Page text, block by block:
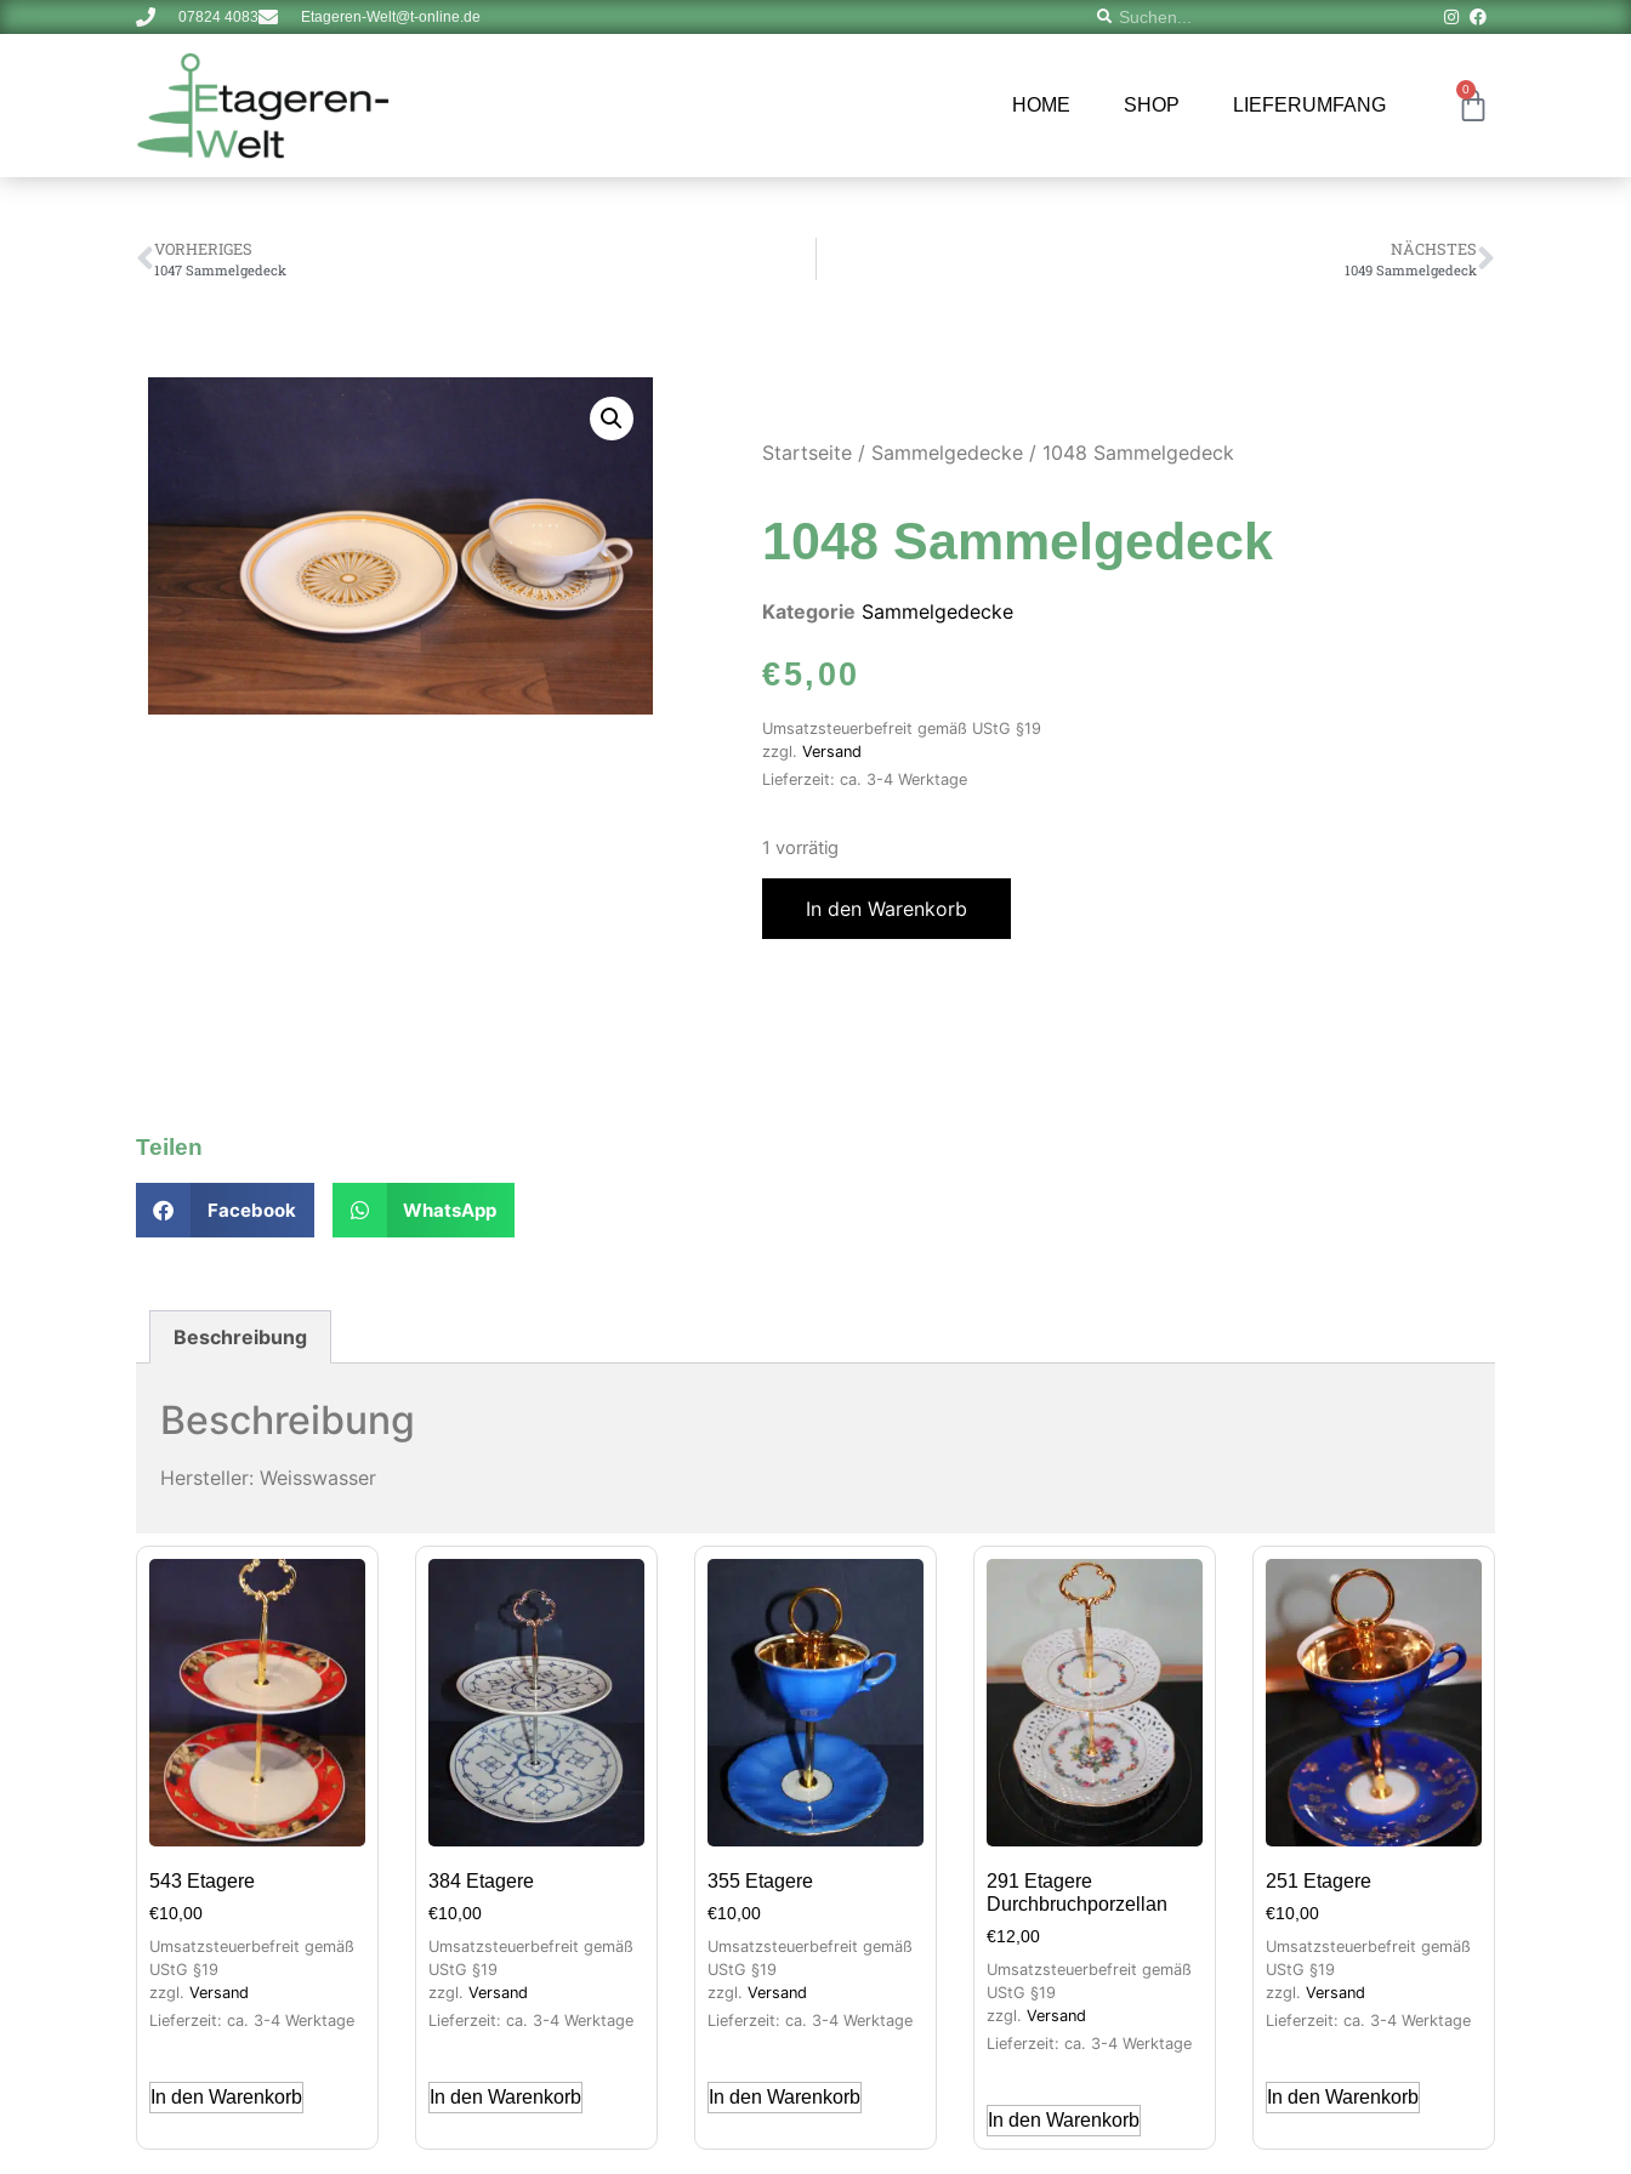
07824 4083 Etageren-Welt@t-online.de
HOME SHOP LIEFERUMFANG
0
VORHERIGES
1047 Sammelgedeck
NÄCHSTES
1049 Sammelgedeck
Startseite / Sammelgedecke / 1048 Sammelgedeck
1048 Sammelgedeck
Kategorie Sammelgedecke
€5,00
Umsatzsteuerbefreit gemäß UStG §19
zzgl. Versand
Lieferzeit: ca. 3-4 Werktage
1 vorrätig
In den Warenkorb
Teilen
Facebook WhatsApp
Beschreibung
Beschreibung
Hersteller: Weisswasser
543 Etagere
€10,00
Umsatzsteuerbefreit gemäß
UStG §19
zzgl. Versand
Lieferzeit: ca. 3-4 Werktage
In den Warenkorb
384 Etagere
€10,00
Umsatzsteuerbefreit gemäß
UStG §19
zzgl. Versand
Lieferzeit: ca. 3-4 Werktage
In den Warenkorb
355 Etagere
€10,00
Umsatzsteuerbefreit gemäß
UStG §19
zzgl. Versand
Lieferzeit: ca. 3-4 Werktage
In den Warenkorb
291 Etagere
Durchbruchporzellan
€12,00
Umsatzsteuerbefreit gemäß
UStG §19
zzgl. Versand
Lieferzeit: ca. 3-4 Werktage
In den Warenkorb
251 Etagere
€10,00
Umsatzsteuerbefreit gemäß
UStG §19
zzgl. Versand
Lieferzeit: ca. 3-4 Werktage
In den Warenkorb